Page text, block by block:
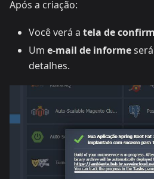
Após a criação:
Você verá a tela de
Um e-mail de informe
detalhes.